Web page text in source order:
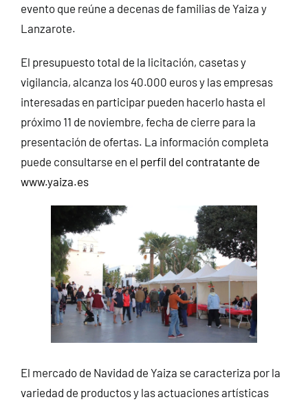
evento que reúne a decenas de familias de Yaiza y
Lanzarote.
El presupuesto total de la licitación, casetas y
vigilancia, alcanza los 40.000 euros y las empresas
interesadas en participar pueden hacerlo hasta el
próximo 11 de noviembre, fecha de cierre para la
presentación de ofertas. La información completa
puede consultarse en el perfil del contratante de
www.yaiza.es
El mercado de Navidad de Yaiza se caracteriza por la
variedad de productos y las actuaciones artísticas